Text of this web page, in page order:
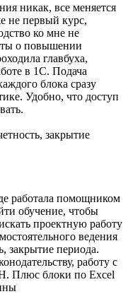
никак, все меняется
не первый курс,
ко мне не
о повышении
главбуха,
в 1С. Подача
блока сразу
Удобно, что доступ
закрытие
работала помощником
обучение, чтобы
проектную работу
ведения
закрытие периода.
работу с
Плюс блоки по Excel